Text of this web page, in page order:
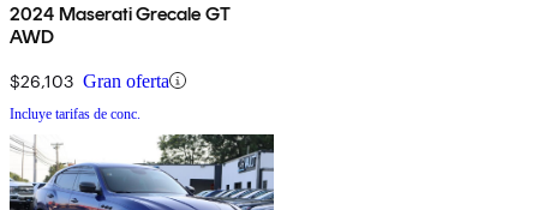
2024 Maserati Grecale GT
AWD
$26,103 Gran oferta
Incluye tarifas de conc.